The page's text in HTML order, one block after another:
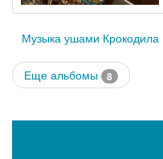
Музыка ушами Крокодила
Еще альбомы 8